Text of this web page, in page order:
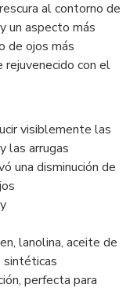
al contorno de
un aspecto más
de ojos más
rejuvenecido con el
visiblemente las
las arrugas
una disminución de
lanolina, aceite de
sintéticas
perfecta para